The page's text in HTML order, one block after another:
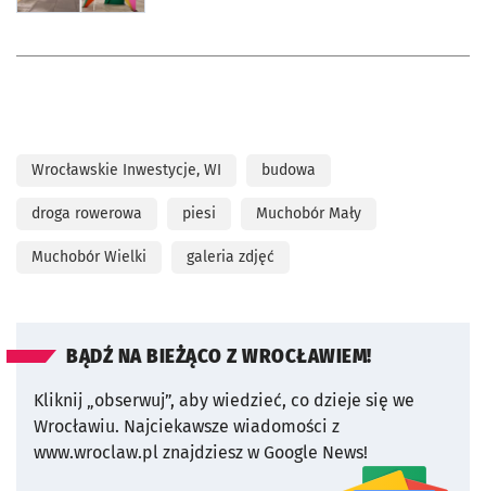
Wrocławskie Inwestycje, WI budowa
droga rowerowa piesi Muchobór Mały
Muchobór Wielki galeria zdjęć
BĄDŹ NA BIEŻĄCO Z WROCŁAWIEM!
Kliknij „obserwuj”, aby wiedzieć, co dzieje się we
Wrocławiu. Najciekawsze wiadomości z
www.wroclaw.pl znajdziesz w Google News!